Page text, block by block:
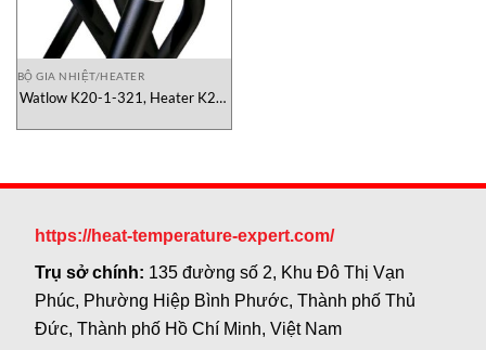
BỘ GIA NHIỆT/HEATER
Watlow K20-1-321, Heater K20-
https://heat-temperature-expert.com/
Trụ sở chính: 135 đường số 2, Khu Đô Thị Vạn
Phúc, Phường Hiệp Bình Phước, Thành phố Thủ
Đức, Thành phố Hồ Chí Minh, Việt Nam